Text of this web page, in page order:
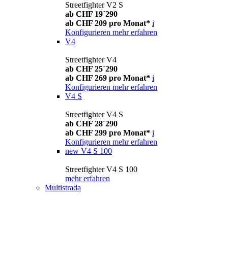
Streetfighter V2 S
ab CHF 19´290
ab CHF 209 pro Monat* i
Konfigurieren mehr erfahren
V4
Streetfighter V4
ab CHF 25´290
ab CHF 269 pro Monat* i
Konfigurieren mehr erfahren
V4 S
Streetfighter V4 S
ab CHF 28´290
ab CHF 299 pro Monat* i
Konfigurieren mehr erfahren
new V4 S 100
Streetfighter V4 S 100
mehr erfahren
Multistrada